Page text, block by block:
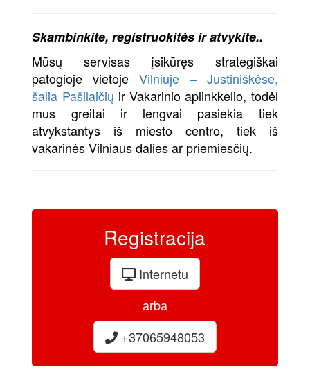
Skambinkite, registruokitės ir atvykite..
Mūsų servisas įsikūręs strategiškai
patogioje vietoje Vilniuje – Justiniškėse,
šalia Pašilaičių ir Vakarinio aplinkkelio, todėl
mus greitai ir lengvai pasiekia tiek
atvykstantys iš miesto centro, tiek iš
vakarinės Vilniaus dalies ar priemiesčių.
Registracija
Internetu
arba
+37065948053